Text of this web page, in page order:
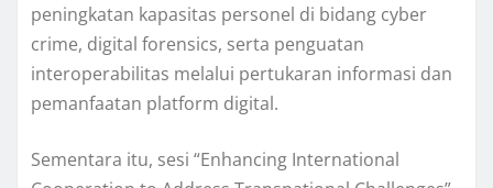
peningkatan kapasitas personel di bidang cyber
crime, digital forensics, serta penguatan
interoperabilitas melalui pertukaran informasi dan
pemanfaatan platform digital.
Sementara itu, sesi “Enhancing International